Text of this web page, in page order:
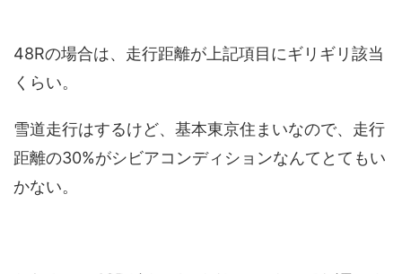
48Rの場合は、走行距離が上記項目にギリギリ該当
くらい。
雪道走行はするけど、基本東京住まいなので、走行
距離の30%がシビアコンディションなんてとてもい
かない。